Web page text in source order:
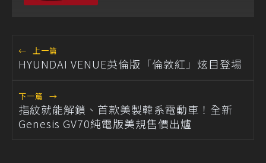
← 上一篇
HYUNDAI VENUE英倫版「倫敦紅」炫目登場
下一篇 →
指紋就能解鎖、首款美製韓系電動車！全新
Genesis GV70純電版美規售價出爐